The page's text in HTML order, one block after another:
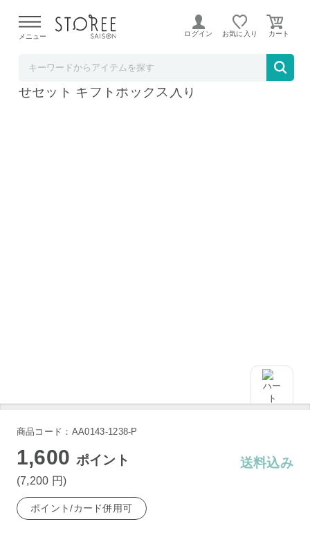
よる配送遅延が発生しております。
メニュー ログイン お気に入り
みかん寒天ゼリー みかんジュース 詰め合わ
せセット ギフトボックス入り
商品コード：AA0143-1238-P
1,600 ポイント
(7,200 円)
送料込み
ポイント/カード併用可